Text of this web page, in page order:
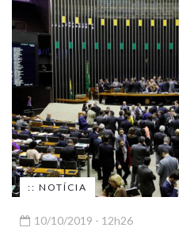
:: NOTÍCIA
10/10/2019 - 12h26